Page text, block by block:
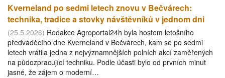
Kverneland po sedmi letech znovu v Bečvárech:
technika, tradice a stovky návštěvníků v jednom dni
(25.5.2026) Redakce Agroportal24h byla hostem letošního
předváděcího dne Kverneland v Bečvárech, kam se po sedmi
letech vrátila jedna z nejvýznamnějších polních akcí zaměřených
na půdozpracující techniku. Podle účasti bylo od prvních minut
jasné, že zájem o moderní…